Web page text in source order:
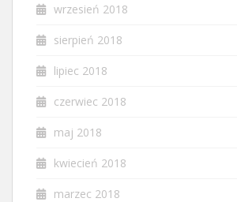
wrzesień 2018
sierpień 2018
lipiec 2018
czerwiec 2018
maj 2018
kwiecień 2018
marzec 2018